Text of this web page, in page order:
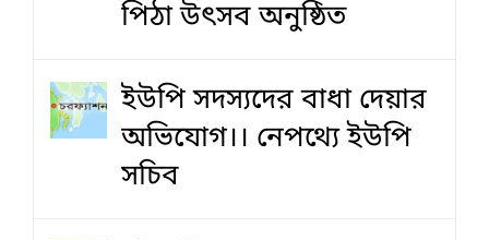
পিঠা উৎসব অনুষ্ঠিত
ইউপি সদস্যদের বাধা দেয়ার
অভিযোগ।। নেপথ্যে ইউপি
সচিব